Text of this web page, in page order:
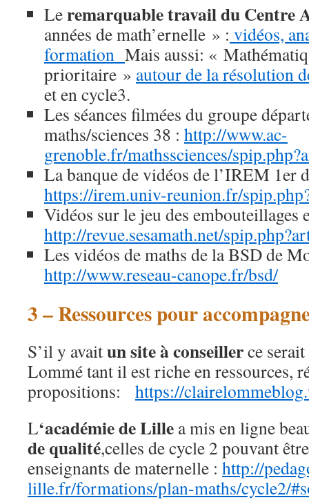
Leremarquable travail du Centre
années de math’ernelle » : vidéos,
formation Mais aussi: «
prioritaire » autour de la résolution
et en cycle3.
Les séances filmées du groupe
maths/sciences 38 : http://www.ac-
grenoble.fr/mathssciences/
La banque de vidéos de l’IREM 1er
https://irem.univ-reunion.fr/
Vidéos sur le jeu des embouteillages
http://revue.sesamath.net/
Les vidéos de maths de la BSD de
http://www.reseau-canope.fr/bsd/
3 – Ressources pour
S’il y avaitun site à conseillerce
Lommé tant il est riche en ressources,
propositions: https://
L‘académie de Lille a mis en ligne
de qualité,celles de cycle 2 pouvant
enseignants de maternelle : http://
lille.fr/formations/plan-maths/cycle2/